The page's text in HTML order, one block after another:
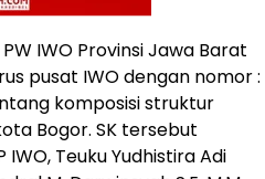
IWO Provinsi Jawa Barat
pusat IWO dengan nomor :
komposisi struktur
Bogor. SK tersebut
Teuku Yudhistira Adi